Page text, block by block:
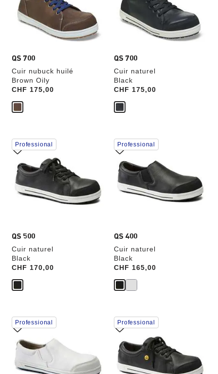
QS 700
Cuir nubuck huilé
Brown Oily
Price:
CHF 175,00
couleurs
modifiera
l’image
QS 700
Cuir naturel
Black
Price:
CHF 175,00
couleurs
modifiera
l’image
QS 500
Cuir naturel
Black
Price:
CHF 170,00
Cliquer
sur
les
échantillons
de
couleurs
modifiera
Professional
QS 400
Cuir naturel
Black
Price:
CHF 165,00
Cliquer
sur
les
échantillons
de
couleurs
modifiera
Professional
Cliquer
sur
les
échantillons
de
couleurs
modifiera
Professional
Cliquer
sur
les
échantillons
de
couleurs
modifiera
Professional